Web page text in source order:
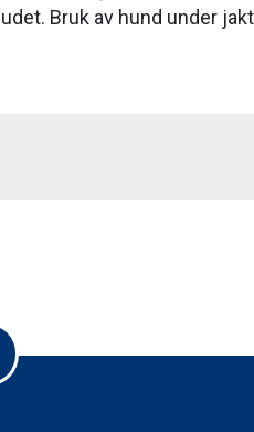
Bruk av hund under